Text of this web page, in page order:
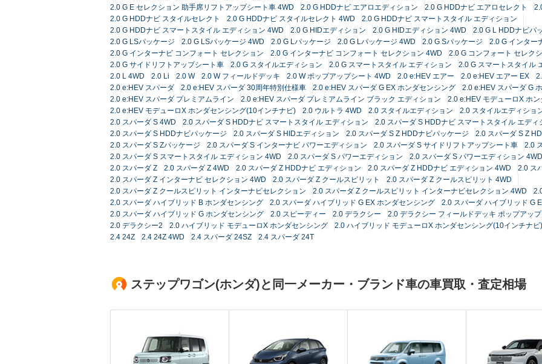
2.0 G E セレクション 助手席リフトアップシート車 4WD
2.0 G HDDナビ エアロエディション 2.0 G HDDナビ エアロセレクト
2.0 G HDDナビ スタイルセレクト
2.0 G HDDナビ スタイルセレクト 4WD
2.0 G HDDナビ スマートスタイル エディション
2.0 G HDDナビ スマートスタイル エディション 4WD
2.0 G HIDエディション 2.0 G HIDエディション 4WD
2.0 G L HDDナビパ
2.0 G LSパッケージ
2.0 G LSパッケージ 4WD 2.0 G Lパッケージ 2.0 G Lパッケージ 4WD 2.0 G Sパッケージ
2.0 G インター
2.0 G インターナビ コンフォート セレクション
2.0 G インターナビ コンフォート セレクション 4WD
2.0 G コンフォート セレク
2.0 G サイドリフトアップシート車
2.0 G スタイルエディション 2.0 G スマートスタイル エディション
2.0 G スマートスタイル
2.0 L 4WD
2.0 Li 2.0 W 2.0 W フィールドデッキ 2.0 W ポップアップシート 4WD 2.0 e:HEV エアー 2.0 e:HEV エアー EX
2.0 e:HEV スパーダ
2.0 e:HEV スパーダ 30周年特別仕様車 2.0 e:HEV スパーダ G EX ホンダセンシング
2.0 e:HEV スパーダ G
2.0 e:HEV スパーダ プレミアムライン
2.0 e:HEV スパーダ プレミアムライン ブラック エディション
2.0 e:HEV モデューロX ホ
2.0 e:HEV モデューロX ホンダセンシング(10インチナビ)
2.0 ウルトラ 4WD 2.0 スタイルエディション
2.0 スタイルエディショ
2.0 スパーダ S 4WD
2.0 スパーダ S HDDナビ スマートスタイル エディション
2.0 スパーダ S HDDナビ スマートスタイル エディ
2.0 スパーダ S HDDナビパッケージ
2.0 スパーダ S HIDエディション 2.0 スパーダ S Z HDDナビパッケージ
2.0 スパーダ S Z
2.0 スパーダ S Zパッケージ
2.0 スパーダ S インターナビ パワーエディション 2.0 スパーダ S サイドリフトアップシート車
2.0
2.0 スパーダ S スマートスタイル エディション 4WD
2.0 スパーダ S パワーエディション
2.0 スパーダ S パワーエディション 4WD
2.0 スパーダ Z
2.0 スパーダ Z 4WD 2.0 スパーダ Z HDDナビ エディション 2.0 スパーダ Z HDDナビ エディション 4WD
2.0 ス
2.0 スパーダ Z インターナビ セレクション 4WD
2.0 スパーダ Z クールスピリット
2.0 スパーダ Z クールスピリット 4WD
2.0 スパーダ Z クールスピリット インターナビセレクション
2.0 スパーダ Z クールスピリット インターナビセレクション 4WD
2.0 スパーダ ハイブリッド B ホンダセンシング
2.0 スパーダ ハイブリッド G EX ホンダセンシング
2.0 スパーダ ハイブリッド G
2.0 スパーダ ハイブリッド G ホンダセンシング
2.0 スピーディー 2.0 デラクシー
2.0 デラクシー フィールドデッキ ポップアッ
2.0 デラクシー2
2.0 ハイブリッド モデューロX ホンダセンシング
2.0 ハイブリッド モデューロX ホンダセンシング(10インチナビ)
2.4 24Z
2.4 24Z 4WD 2.4 スパーダ 24SZ 2.4 スパーダ 24T
ステップワゴン(ホンダ)と同一メーカー・ブランド車の車買取・査定相場